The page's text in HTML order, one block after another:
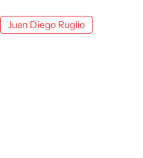
Juan Diego Ruglio